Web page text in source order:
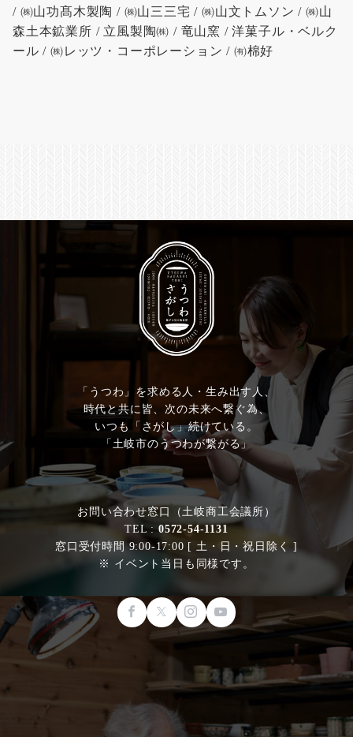
/ ㈱山功髙木製陶 / ㈱山三三宅 / ㈱山文トムソン / ㈱山
森土本鉱業所 / 立風製陶㈱ / 竜山窯 / 洋菓子ル・ベルク
ール / ㈱レッツ・コーポレーション / ㈲棉好
「うつわ」を求める人・生み出す人、
時代と共に皆、次の未来へ繋ぐ為、
いつも「さがし」続けている。
「土岐市のうつわが繋がる」
お問い合わせ窓口（土岐商工会議所）
TEL :0572-54-1131
窓口受付時間 9:00-17:00 [ 土・日・祝日除く ]
※ イベント当日も同様です。